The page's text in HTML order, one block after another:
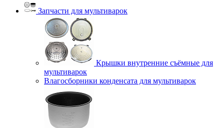
Запчасти для мультиварок
Крышки внутренние съёмные для
мультиварок
Влагосборники конденсата для мультиварок